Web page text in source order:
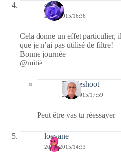
covix
20/01/2015/16:36
Cela donne un effet particulier,
que je n’ai pas utilisé de filtre!
Bonne journée
@mitié
Bernieshoot
20/01/2015/17:59
Peut être vas tu réessayer
loevane
20/01/2015/14:33